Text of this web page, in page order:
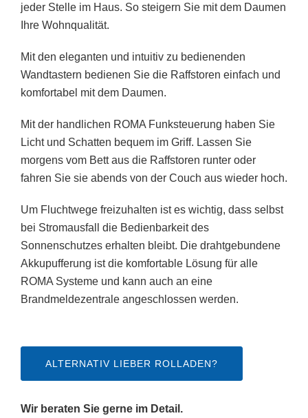
jeder Stelle im Haus. So steigern Sie mit dem Daumen
Ihre Wohnqualität.
Mit den eleganten und intuitiv zu bedienenden
Wandtastern bedienen Sie die Raffstoren einfach und
komfortabel mit dem Daumen.
Mit der handlichen ROMA Funksteuerung haben Sie
Licht und Schatten bequem im Griff. Lassen Sie
morgens vom Bett aus die Raffstoren runter oder
fahren Sie sie abends von der Couch aus wieder hoch.
Um Fluchtwege freizuhalten ist es wichtig, dass selbst
bei Stromausfall die Bedienbarkeit des
Sonnenschutzes erhalten bleibt. Die drahtgebundene
Akkupufferung ist die komfortable Lösung für alle
ROMA Systeme und kann auch an eine
Brandmeldezentrale angeschlossen werden.
ALTERNATIV LIEBER ROLLADEN?
Wir beraten Sie gerne im Detail.